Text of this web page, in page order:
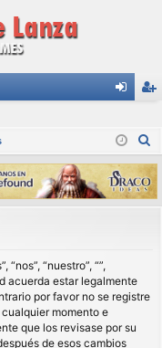
nti
fic
ar
ist
ra
rs
s
c
“nuestro”, “”,
acuerda estar legalmente
por favor no se registre
cualquier momento e
que los revisase por su
de esos cambios